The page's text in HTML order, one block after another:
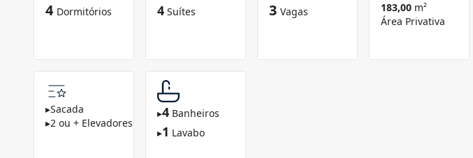
4 Dormitórios 4 Suítes 3 Vagas 183,00 m²
Área Privativa
▸Sacada
▸2 ou + Elevadores
▸4 Banheiros
▸1 Lavabo